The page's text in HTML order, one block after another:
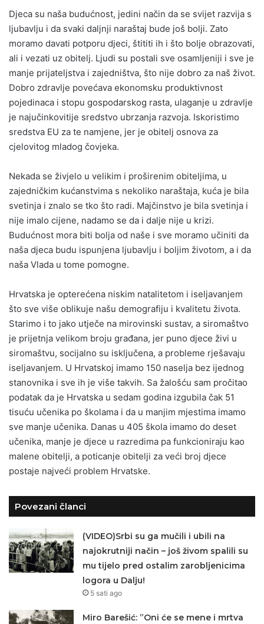
Djeca su naša budućnost, jedini način da se svijet razvija s
ljubavlju i da svaki daljnji naraštaj bude još bolji. Zato
moramo davati potporu djeci, štititi ih i što bolje obrazovati,
ali i vezati uz obitelj. Ljudi su postali sve osamljeniji i sve je
manje prijateljstva i zajedništva, što nije dobro za naš život.
Dobro zdravlje povećava ekonomsku produktivnost
pojedinaca i stopu gospodarskog rasta, ulaganje u zdravlje
je najučinkovitije sredstvo ubrzanja razvoja. Iskoristimo
sredstva EU za te namjene, jer je obitelj osnova za
cjelovitog mladog čovjeka.
Nekada se živjelo u velikim i proširenim obiteljima, u
zajedničkim kućanstvima s nekoliko naraštaja, kuća je bila
svetinja i znalo se tko što radi. Majčinstvo je bila svetinja i
nije imalo cijene, nadamo se da i dalje nije u krizi.
Budućnost mora biti bolja od naše i sve moramo učiniti da
naša djeca budu ispunjena ljubavlju i boljim životom, a i da
naša Vlada u tome pomogne.
Hrvatska je opterećena niskim natalitetom i iseljavanjem
što sve više oblikuje našu demografiju i kvalitetu života.
Starimo i to jako utječe na mirovinski sustav, a siromaštvo
je prijetnja velikom broju građana, jer puno djece živi u
siromaštvu, socijalno su isključena, a probleme rješavaju
iseljavanjem. U Hrvatskoj imamo 150 naselja bez ijednog
stanovnika i sve ih je više takvih. Sa žalošću sam pročitao
podatak da je Hrvatska u sedam godina izgubila čak 51
tisuću učenika po školama i da u manjim mjestima imamo
sve manje učenika. Danas u 405 škola imamo do deset
učenika, manje je djece u razredima pa funkcioniraju kao
malene obitelji, a poticanje obitelji za veći broj djece
postaje najveći problem Hrvatske.
Povezani članci
(VIDEO)Srbi su ga mučili i ubili na
najokrutniji način – još živom spalili su
mu tijelo pred ostalim zarobljenicima
logora u Dalju!
5 sati ago
Miro Barešić: ”Oni će se mene i mrtva